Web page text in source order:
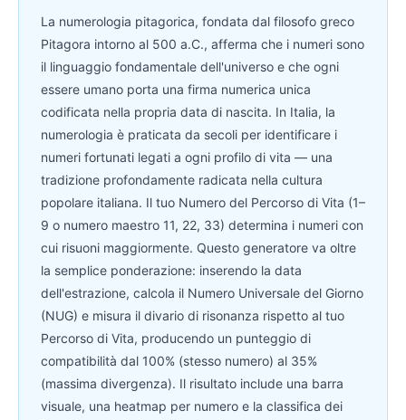
La numerologia pitagorica, fondata dal filosofo greco
Pitagora intorno al 500 a.C., afferma che i numeri sono
il linguaggio fondamentale dell'universo e che ogni
essere umano porta una firma numerica unica
codificata nella propria data di nascita. In Italia, la
numerologia è praticata da secoli per identificare i
numeri fortunati legati a ogni profilo di vita — una
tradizione profondamente radicata nella cultura
popolare italiana. Il tuo Numero del Percorso di Vita (1–
9 o numero maestro 11, 22, 33) determina i numeri con
cui risuoni maggiormente. Questo generatore va oltre
la semplice ponderazione: inserendo la data
dell'estrazione, calcola il Numero Universale del Giorno
(NUG) e misura il divario di risonanza rispetto al tuo
Percorso di Vita, producendo un punteggio di
compatibilità dal 100% (stesso numero) al 35%
(massima divergenza). Il risultato include una barra
visuale, una heatmap per numero e la classifica dei